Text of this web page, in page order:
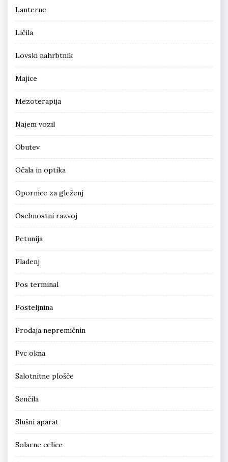
Lanterne
Ličila
Lovski nahrbtnik
Majice
Mezoterapija
Najem vozil
Obutev
Očala in optika
Opornice za gleženj
Osebnostni razvoj
Petunija
Pladenj
Pos terminal
Posteljnina
Prodaja nepremičnin
Pvc okna
Salotnitne plošče
Senčila
Slušni aparat
Solarne celice